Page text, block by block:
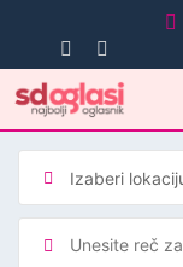
sadržaj